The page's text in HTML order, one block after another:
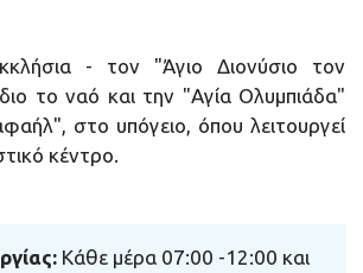
- τον "Άγιο Διονύσιο τον
το ναό και την "Αγία Ολυμπιάδα"
στο υπόγειο, όπου λειτουργεί
κέντρο.
: Κάθε μέρα 07:00 -12:00 και